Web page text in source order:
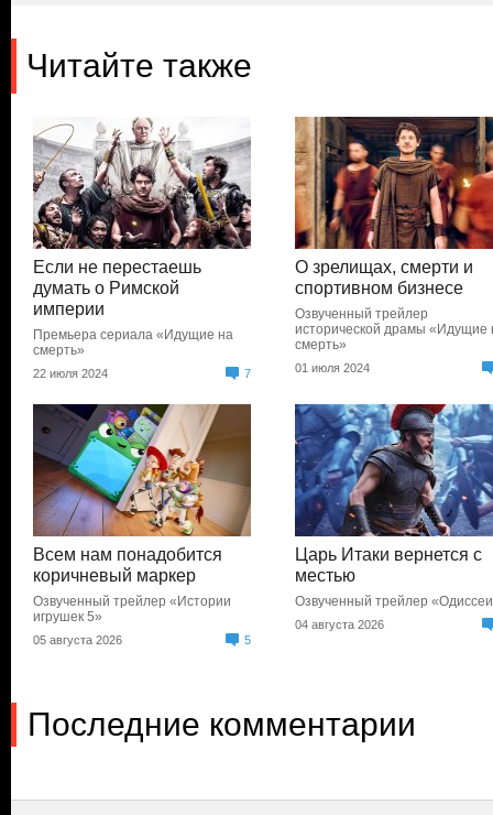
Читайте также
Если не перестаешь
думать о Римской
империи
Премьера сериала «Идущие на
смерть»
22 июля 2024 7
О зрелищах, смерти и
спортивном бизнесе
Озвученный трейлер
исторической драмы «Идущие
смерть»
01 июля 2024
Всем нам понадобится
коричневый маркер
Озвученный трейлер «Истории
игрушек 5»
05 августа 2026 5
Царь Итаки вернется с
местью
Озвученный трейлер
04 августа 2026
Последние комментарии